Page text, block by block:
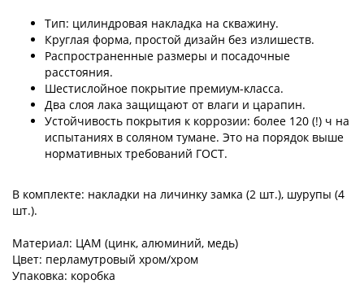
Тип: цилиндровая накладка на скважину.
Круглая форма, простой дизайн без излишеств.
Распространенные размеры и посадочные
расстояния.
Шестислойное покрытие премиум-класса.
Два слоя лака защищают от влаги и царапин.
Устойчивость покрытия к коррозии: более 120 (!) ч на
испытаниях в соляном тумане. Это на порядок выше
нормативных требований ГОСТ.
В комплекте: накладки на личинку замка (2 шт.), шурупы (4
шт.).
Материал: ЦАМ (цинк, алюминий, медь)
Цвет: перламутровый хром/хром
Упаковка: коробка